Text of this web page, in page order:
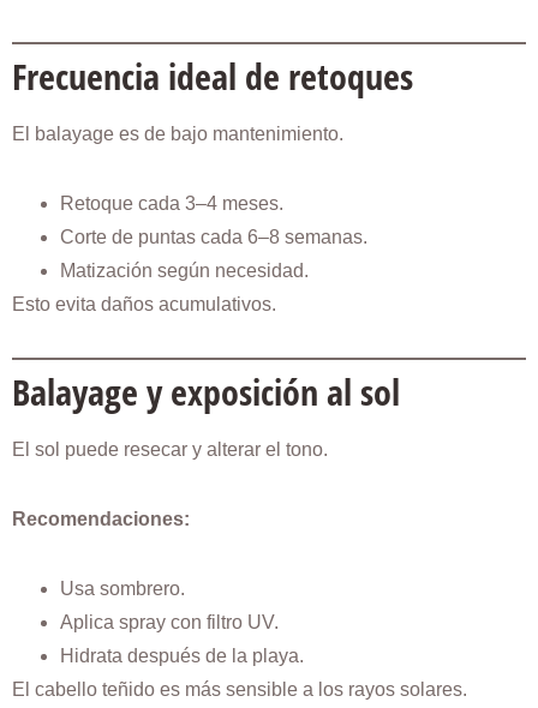
Frecuencia ideal de retoques
El balayage es de bajo mantenimiento.
Retoque cada 3–4 meses.
Corte de puntas cada 6–8 semanas.
Matización según necesidad.
Esto evita daños acumulativos.
Balayage y exposición al sol
El sol puede resecar y alterar el tono.
Recomendaciones:
Usa sombrero.
Aplica spray con filtro UV.
Hidrata después de la playa.
El cabello teñido es más sensible a los rayos solares.